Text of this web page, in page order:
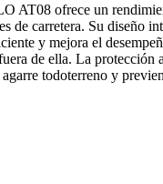
AT08 ofrece un
de carretera. Su diseño
y mejora el
de ella. La protección
todoterreno y